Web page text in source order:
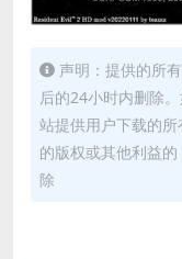
声明：提供的所
后的24小时内删除
站提供用户下载的
的版权或其他利益
除